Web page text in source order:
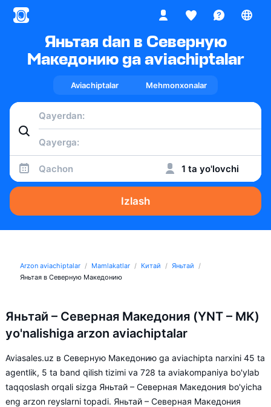
Яньтая dan в Северную
Македонию ga aviachiptalar
Aviachiptalar Mehmonxonalar
Qachon 1 ta yo'lovchi
Izlash
Arzon aviachiptalar Mamlakatlar Китай
Яньтай
Яньтая в Северную Македонию
Яньтай – Северная Македония (YNT – MK)
yo'nalishiga arzon aviachiptalar
Aviasales.uz в Северную Македонию ga aviachipta narxini 45 ta
agentlik, 5 ta band qilish tizimi va 728 ta aviakompaniya bo'ylab
taqqoslash orqali sizga Яньтай – Северная Македония bo'yicha
eng arzon reyslarni topadi. Яньтай – Северная Македония